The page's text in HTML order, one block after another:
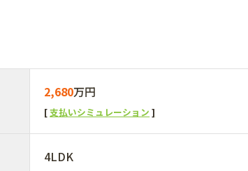
2,680万円
支払いシミュレーション
4LDK